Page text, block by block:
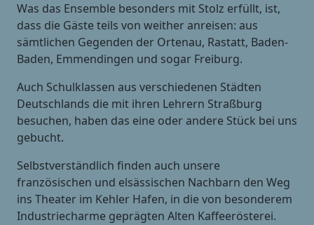
Was das Ensemble besonders mit Stolz erfüllt, ist,
dass die Gäste teils von weither anreisen: aus
sämtlichen Gegenden der Ortenau, Rastatt, Baden-
Baden, Emmendingen und sogar Freiburg.
Auch Schulklassen aus verschiedenen Städten
Deutschlands die mit ihren Lehrern Straßburg
besuchen, haben das eine oder andere Stück bei uns
gebucht.
Selbstverständlich finden auch unsere
französischen und elsässischen Nachbarn den Weg
ins Theater im Kehler Hafen, in die von besonderem
Industriecharme geprägten Alten Kaffeerösterei.